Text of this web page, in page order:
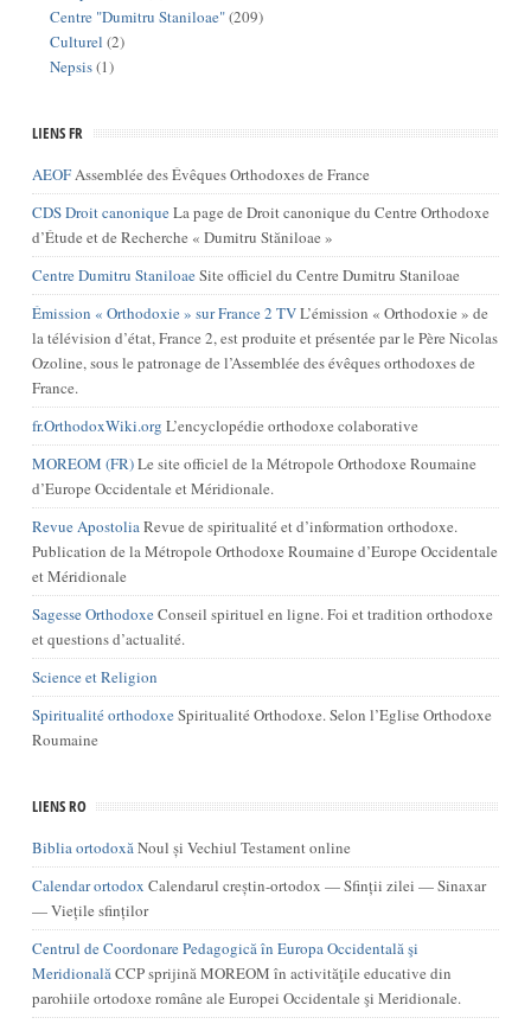
Centre "Dumitru Staniloae"(209)
Culturel (2)
Nepsis(1)
LIENS FR
AEOFAssemblée des Évêques Orthodoxes de France
CDS Droit canoniqueLa page de Droit canonique du Centre Orthodoxe
d’Étude et de Recherche « Dumitru Stăniloae »
Centre Dumitru StaniloaeSite officiel du Centre Dumitru Staniloae
Émission « Orthodoxie » sur France 2 TVL’émission « Orthodoxie » de
la télévision d’état, France 2, est produite et présentée par le Père Nicolas
Ozoline, sous le patronage de l’Assemblée des évêques orthodoxes de
France.
fr.OrthodoxWiki.org L’encyclopédie orthodoxe colaborative
MOREOM (FR)Le site officiel de la Métropole Orthodoxe Roumaine
d’Europe Occidentale et Méridionale.
Revue ApostoliaRevue de spiritualité et d’information orthodoxe.
Publication de la Métropole Orthodoxe Roumaine d’Europe Occidentale
et Méridionale
Sagesse OrthodoxeConseil spirituel en ligne. Foi et tradition orthodoxe
et questions d’actualité.
Science et Religion
Spiritualité orthodoxeSpiritualité Orthodoxe. Selon l’Eglise Orthodoxe
Roumaine
LIENS RO
Biblia ortodoxăNoul și Vechiul Testament online
Calendar ortodox Calendarul creștin-ortodox — Sfinții zilei — Sinaxar
— Viețile sfinților
Centrul de Coordonare Pedagogică în Europa Occidentală şi
MeridionalăCCP sprijină MOREOM în activităţile educative din
parohiile ortodoxe române ale Europei Occidentale şi Meridionale.